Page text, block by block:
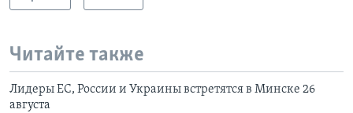
Читайте также
Лидеры ЕС, России и Украины встретятся в Минске 26
августа